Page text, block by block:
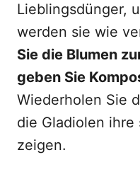
Lieblingsdünger,
werden sie wie
Sie die Blumen
geben Sie
Wiederholen Sie
die Gladiolen ihre
zeigen.